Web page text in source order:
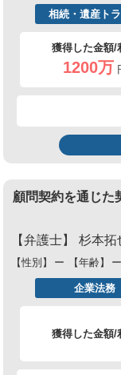
相続・遺産ト
獲得した金額/
1200万
顧問契約を通じた
【弁護士】
杉本拓
【性別】 ー 【年齢】 ー
企業法務
獲得した金額/